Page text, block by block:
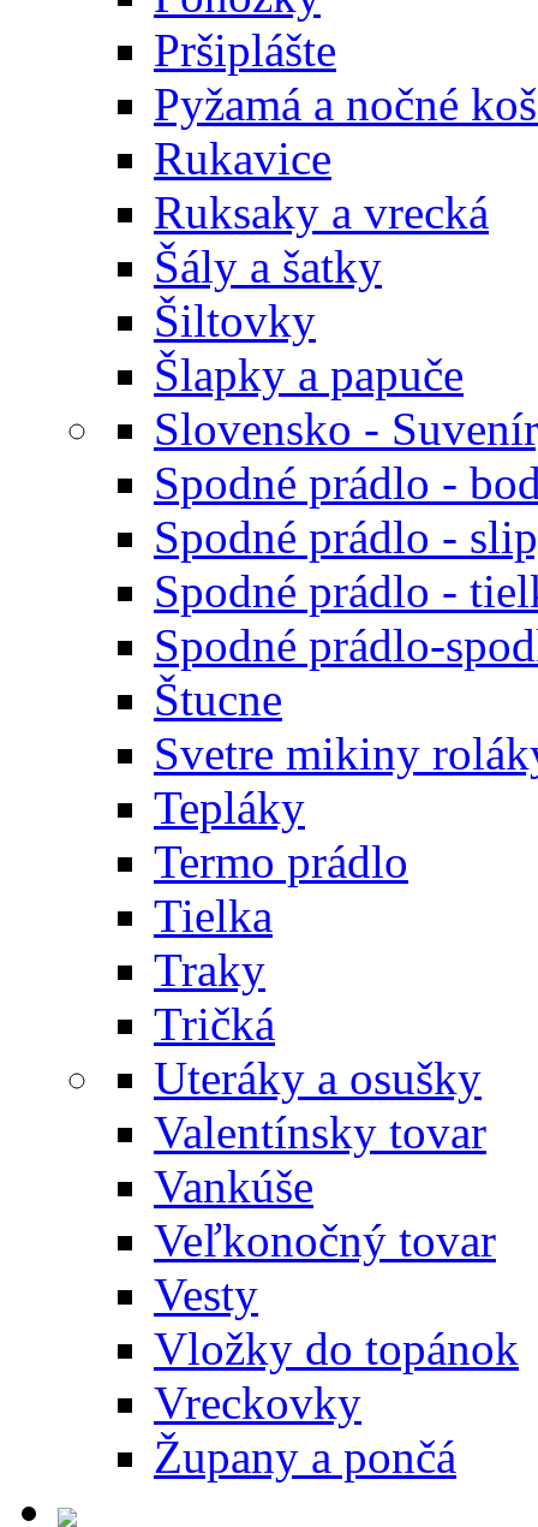
Pršiplášte
Pyžamá a nočné
Rukavice
Ruksaky a vrecká
Šály a šatky
Šiltovky
Šlapky a papuče
Slovensko -
Spodné prádlo -
Spodné prádlo -
Spodné prádlo -
Spodné prádlo-
Štucne
Svetre mikiny
Tepláky
Termo prádlo
Tielka
Traky
Tričká
Uteráky a osušky
Valentínsky tovar
Vankúše
Veľkonočný tovar
Vesty
Vložky do topánok
Vreckovky
Župany a pončá